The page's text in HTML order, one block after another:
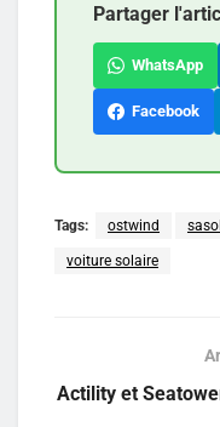
Partager
WhatsApp
Facebook
Tags: ostwind sasol
voiture solaire
Actility et